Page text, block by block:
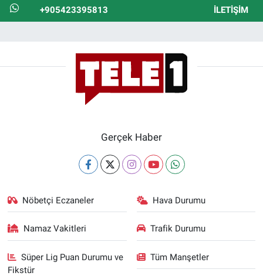
+905423395813 İLETIŞIM
Gerçek Haber
Nöbetçi Eczaneler Hava Durumu
Namaz Vakitleri Trafik Durumu
Süper Lig Puan Durumu ve
Fikstür
Tüm Manşetler